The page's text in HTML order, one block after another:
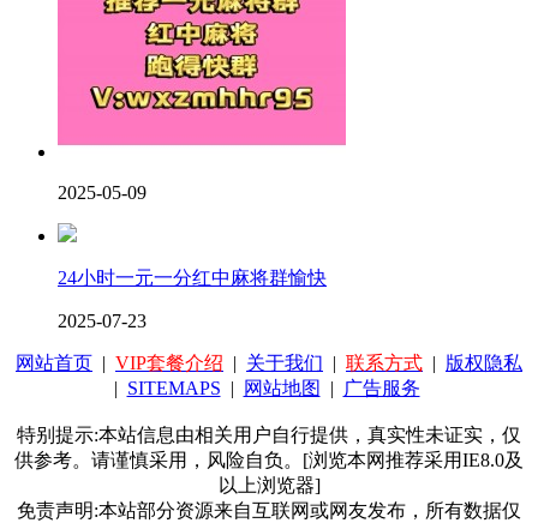
2025-05-09
24小时一元一分红中麻将群愉快
2025-07-23
网站首页 | VIP套餐介绍 | 关于我们 | 联系方式 | 版权隐私
| SITEMAPS | 网站地图 | 广告服务
特别提示:本站信息由相关用户自行提供，真实性未证实，仅
供参考。请谨慎采用，风险自负。[浏览本网推荐采用IE8.0及
以上浏览器]
免责声明:本站部分资源来自互联网或网友发布，所有数据仅